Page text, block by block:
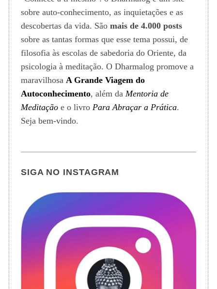
sobre auto-conhecimento, as inquietações e as
descobertas da vida. São mais de 4.000 posts
sobre as tantas formas que esse tema possui, de
filosofia às escolas de sabedoria do Oriente, da
psicologia à meditação. O Dharmalog promove a
maravilhosa A Grande Viagem do
Autoconhecimento, além da Mentoria de
Meditaçãoe o livro Para Abraçar a Prática.
Seja bem-vindo.
SIGA NO INSTAGRAM